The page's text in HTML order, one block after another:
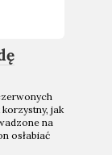
jak
na
osłabiać